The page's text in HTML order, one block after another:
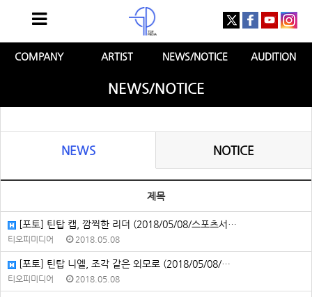
COMPANY ARTIST NEWS/NOTICE AUDITION
NEWS/NOTICE
NEWS NOTICE
제목
[포토] 틴탑 캡, 깜찍한 리더 (2018/05/08/스포츠서…
티오피미디어 2018.05.08
[포토] 틴탑 니엘, 조각 같은 외모로 (2018/05/08/…
티오피미디어 2018.05.08